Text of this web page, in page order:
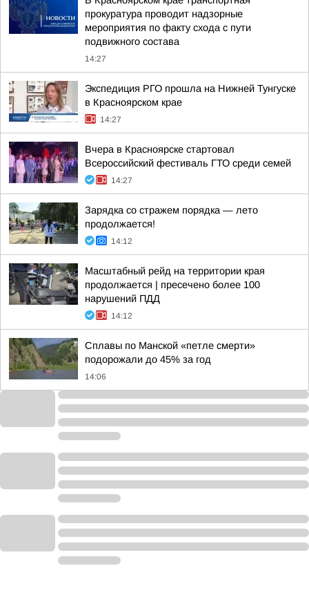
прокуратура проводит надзорные
мероприятия по факту схода с пути
подвижного состава
14:27
Экспедиция РГО прошла на Нижней Тунгуске
в Красноярском крае
14:27
Вчера в Красноярске стартовал
Всероссийский фестиваль ГТО среди семей
14:27
Зарядка со стражем порядка — лето
продолжается!
14:12
Масштабный рейд на территории края
продолжается | пресечено более 100
нарушений ПДД
14:12
Сплавы по Манской «петле смерти»
подорожали до 45% за год
14:06